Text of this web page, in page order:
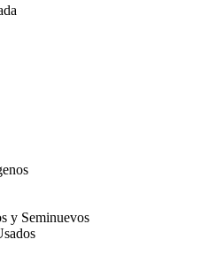
y Seminuevos